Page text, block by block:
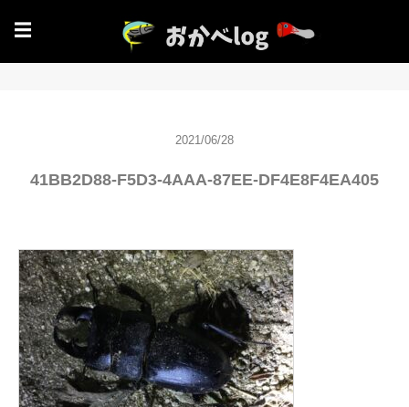
☰
2021/06/28
41BB2D88-F5D3-4AAA-87EE-DF4E8F4EA405